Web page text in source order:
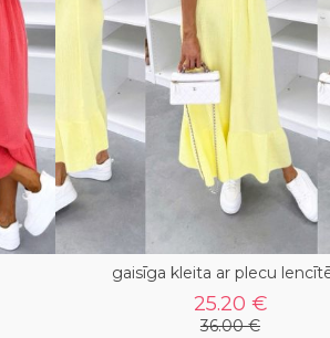
gaisīga kleita ar plecu
25.20 €
36.00 €